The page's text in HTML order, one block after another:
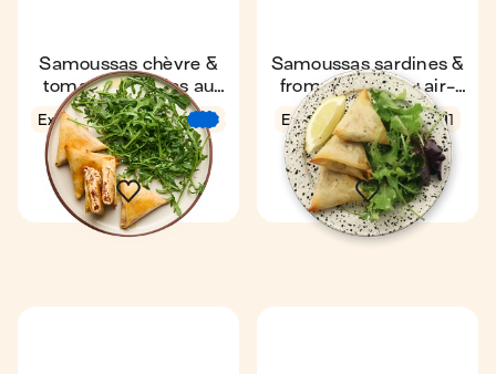
Samoussas chèvre &
tomates séchées au
air-fryer
Express 14 min €
1
Samoussas sardines &
fromage frais au air-
fryer
Express 14 min 1